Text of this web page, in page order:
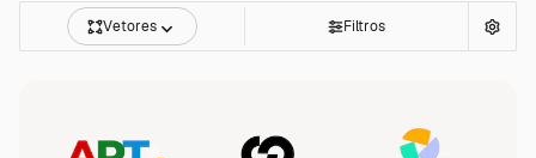
Vetores Filtros